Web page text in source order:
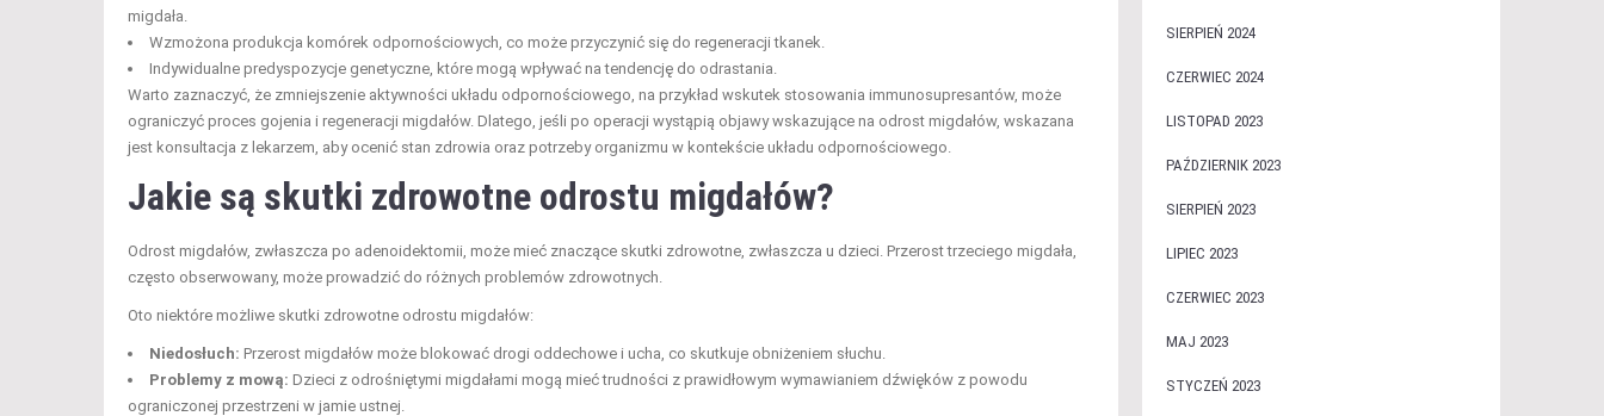
migdała.
Wzmożona produkcja komórek odpornościowych, co może przyczynić się do regeneracji tkanek.
Indywidualne predyspozycje genetyczne, które mogą wpływać na tendencję do odrastania.
Warto zaznaczyć, że zmniejszenie aktywności układu odpornościowego, na przykład wskutek stosowania immunosupresantów, może
ograniczyć proces gojenia i regeneracji migdałów. Dlatego, jeśli po operacji wystąpią objawy wskazujące na odrost migdałów, wskazana
jest konsultacja z lekarzem, aby ocenić stan zdrowia oraz potrzeby organizmu w kontekście układu odpornościowego.
Jakie są skutki zdrowotne odrostu migdałów?
Odrost migdałów, zwłaszcza po adenoidektomii, może mieć znaczące skutki zdrowotne, zwłaszcza u dzieci. Przerost trzeciego migdała,
często obserwowany, może prowadzić do różnych problemów zdrowotnych.
Oto niektóre możliwe skutki zdrowotne odrostu migdałów:
Niedosłuch: Przerost migdałów może blokować drogi oddechowe i ucha, co skutkuje obniżeniem słuchu.
Problemy z mową: Dzieci z odrośniętymi migdałami mogą mieć trudności z prawidłowym wymawianiem dźwięków z powodu
ograniczonej przestrzeni w jamie ustnej.
SIERPIEŃ 2024
CZERWIEC 2024
LISTOPAD 2023
PAŹDZIERNIK 2023
SIERPIEŃ 2023
LIPIEC 2023
CZERWIEC 2023
MAJ 2023
STYCZEŃ 2023